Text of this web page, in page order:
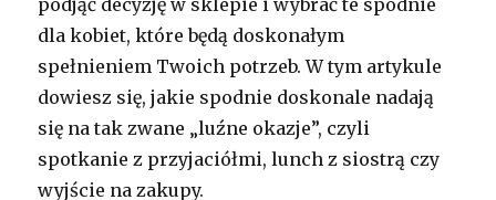
dla kobiet, które będą doskonałym
spełnieniem Twoich potrzeb. W tym artykule
dowiesz się, jakie spodnie doskonale nadają
się na tak zwane „luźne okazje”, czyli
spotkanie z przyjaciółmi, lunch z siostrą czy
wyjście na zakupy.